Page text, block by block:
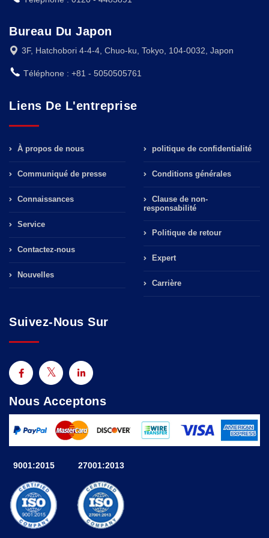
Bureau Du Japon
3F, Hatchobori 4-4-4, Chuo-ku, Tokyo, 104-0032, Japon
Téléphone : +81 - 5050505761
Liens De L'entreprise
À propos de nous
Communiqué de presse
Connaissances
Service
Contactez-nous
Nouvelles
politique de confidentialité
Conditions générales
Clause de non-
responsabilité
Politique de retour
Expert
Carrière
Suivez-Nous Sur
Nous Acceptons
9001:2015 27001:2013